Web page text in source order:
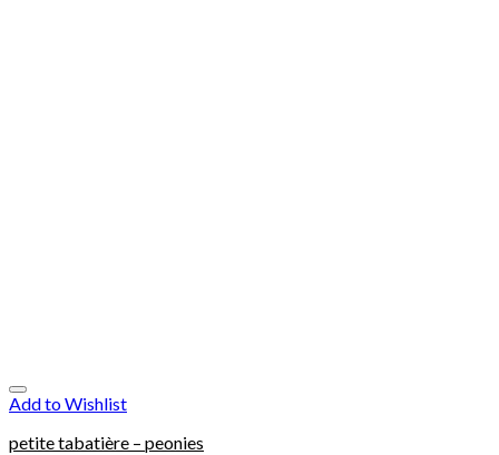
Add to Wishlist
petite tabatière – peonies